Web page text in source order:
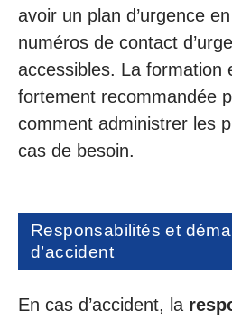
avoir un plan d’urgence
numéros de contact
accessibles. La formation
fortement recommandée
comment administrer les
cas de besoin.
Responsabilités et
d’accident
En cas d’accident, la